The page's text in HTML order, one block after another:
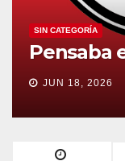
PEDRO PIERRE
Oración
madre
MAY 15, 2026